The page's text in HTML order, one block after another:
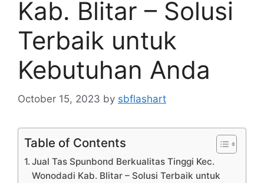
Kab. Blitar – Solusi
Terbaik untuk
Kebutuhan Anda
October 15, 2023 by sbflashart
Table of Contents
Jual Tas Spunbond Berkualitas Tinggi Kec.
Wonodadi Kab. Blitar – Solusi Terbaik untuk